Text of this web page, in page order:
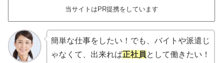
当サイトはPR提携をしています
簡単な仕事をしたい！でも、バイトや派遣じ
ゃなくて、出来れば正社員として働きたい！